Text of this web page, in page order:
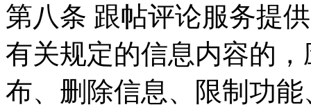
第八条 跟帖评论服务提
有关规定的信息内容的
布、删除信息、限制功